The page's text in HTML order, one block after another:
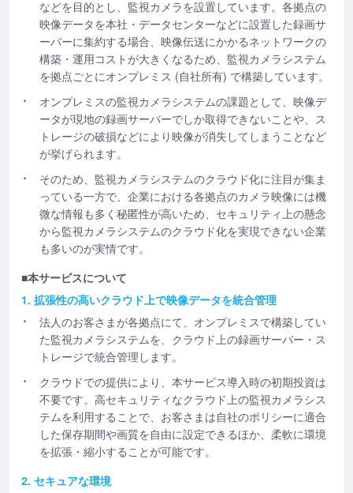
などを目的とし、監視カメラを設置しています。各拠点の
映像データを本社・データセンターなどに設置した録画サ
ーバーに集約する場合、映像伝送にかかるネットワークの
構築・運用コストが大きくなるため、監視カメラシステム
を拠点ごとにオンプレミス (自社所有) で構築しています。
オンプレミスの監視カメラシステムの課題として、映像デ
ータが現地の録画サーバーでしか取得できないことや、ス
トレージの破損などにより映像が消失してしまうことなど
が挙げられます。
そのため、監視カメラシステムのクラウド化に注目が集ま
っている一方で、企業における各拠点のカメラ映像には機
微な情報も多く秘匿性が高いため、セキュリティ上の懸念
から監視カメラシステムのクラウド化を実現できない企業
も多いのが実情です。
■本サービスについて
1. 拡張性の高いクラウド上で映像データを統合管理
法人のお客さまが各拠点にて、オンプレミスで構築してい
た監視カメラシステムを、クラウド上の録画サーバー・ス
トレージで統合管理します。
クラウドでの提供により、本サービス導入時の初期投資は
不要です。高セキュリティなクラウド上の監視カメラシス
テムを利用することで、お客さまは自社のポリシーに適合
した保存期間や画質を自由に設定できるほか、柔軟に環境
を拡張・縮小することが可能です。
2. セキュアな環境